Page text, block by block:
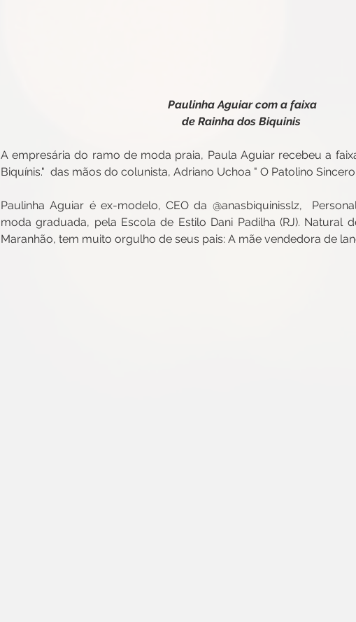
Paulinha Aguiar com a faixa
de Rainha dos Biquinis
A empresária do ramo de moda praia, Paula Aguiar recebeu a
Biquínis."  das mãos do colunista, Adriano Uchoa " O Patolino Sincero
Paulinha Aguiar é ex-modelo, CEO da @anasbiquinisslz,
moda graduada, pela Escola de Estilo Dani Padilha (RJ). Natural
Maranhão, tem muito orgulho de seus pais: A mãe vendedora de